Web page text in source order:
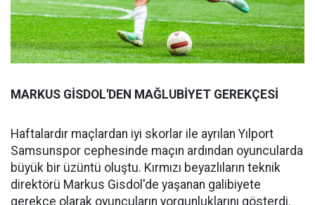
MARKUS GİSDOL'DEN MAĞLUBİYET GEREKÇESİ
Haftalardır maçlardan iyi skorlar ile ayrılan Yılport
Samsunspor cephesinde maçın ardından oyuncularda
büyük bir üzüntü oluştu. Kırmızı beyazlıların teknik
direktörü Markus Gisdol'de yaşanan galibiyete
gerekçe olarak oyuncuların yorgunluklarını gösterdi.